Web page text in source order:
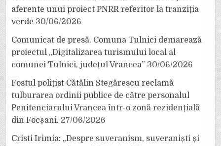
aferente unui proiect PNRR referitor la tranziția
verde 30/06/2026
Comunicat de presă. Comuna Tulnici demarează
proiectul „Digitalizarea turismului local al
comunei Tulnici, județul Vrancea” 30/06/2026
Fostul polițist Cătălin Stegărescu reclamă
tulburarea ordinii publice de către personalul
Penitenciarului Vrancea într-o zonă rezidențială
din Focșani. 27/06/2026
Cristi Irimia: „Despre suveranism, suveraniști și